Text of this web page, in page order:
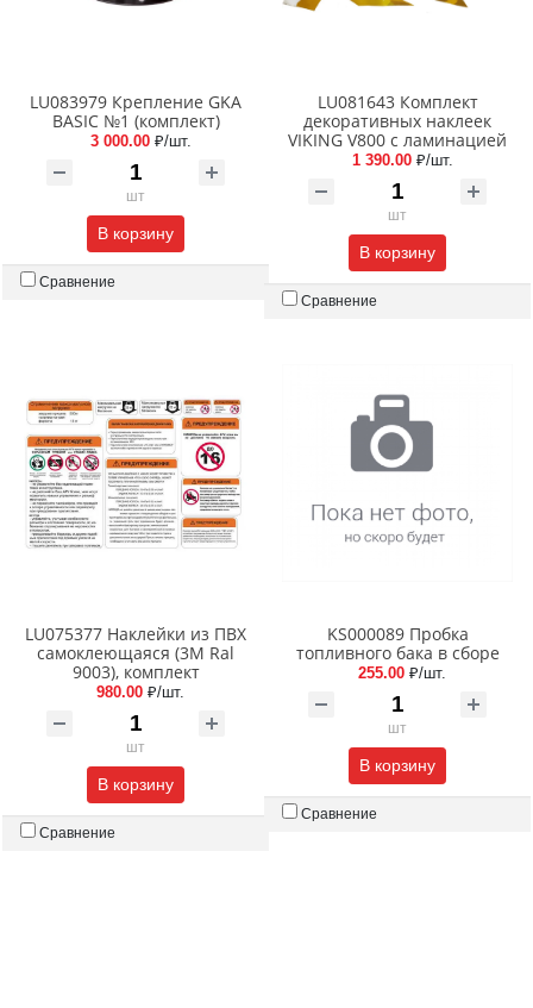
LU083979 Крепление GKA
BASIC №1 (комплект)
3 000.00 ₽/шт.
шт
В корзину
Сравнение
LU081643 Комплект
декоративных наклеек
VIKING V800 с ламинацией
1 390.00 ₽/шт.
шт
В корзину
Сравнение
LU075377 Наклейки из ПВХ
самоклеющаяся (3M Ral
9003), комплект
980.00 ₽/шт.
шт
В корзину
Сравнение
KS000089 Пробка
топливного бака в сборе
255.00 ₽/шт.
шт
В корзину
Сравнение